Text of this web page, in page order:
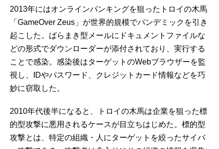
2013年にはオンラインバンキングを狙ったトロイの木馬
「GameOver Zeus」が世界的規模でパンデミックを引き
起こした。ばらまき型メールにドキュメントファイルな
どの形式でダウンローダーが添付されており、実行する
ことで感染。感染後はターゲットのWebブラウザーを監
視し、IDやパスワード、クレジットカード情報などを巧
妙に窃取した。
2010年代後半になると、トロイの木馬は企業を狙った標
的型攻撃に悪用されるケースが目立ちはじめた。標的型
攻撃とは、特定の組織・人にターゲットを絞ったサイバ